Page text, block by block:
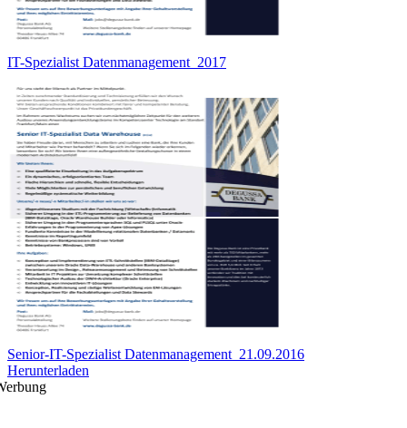
IT-Spezialist Datenmanagement_2017
Senior-IT-Spezialist Datenmanagement_21.09.2016
Herunterladen